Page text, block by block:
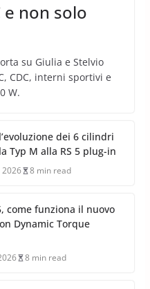
e non solo
su Giulia e Stelvio
CDC, interni sportivi e
W.
dei 6 cilindri
Typ M alla RS 5 plug-in
2026 8 min read
come funziona il nuovo
Dynamic Torque
8 min read